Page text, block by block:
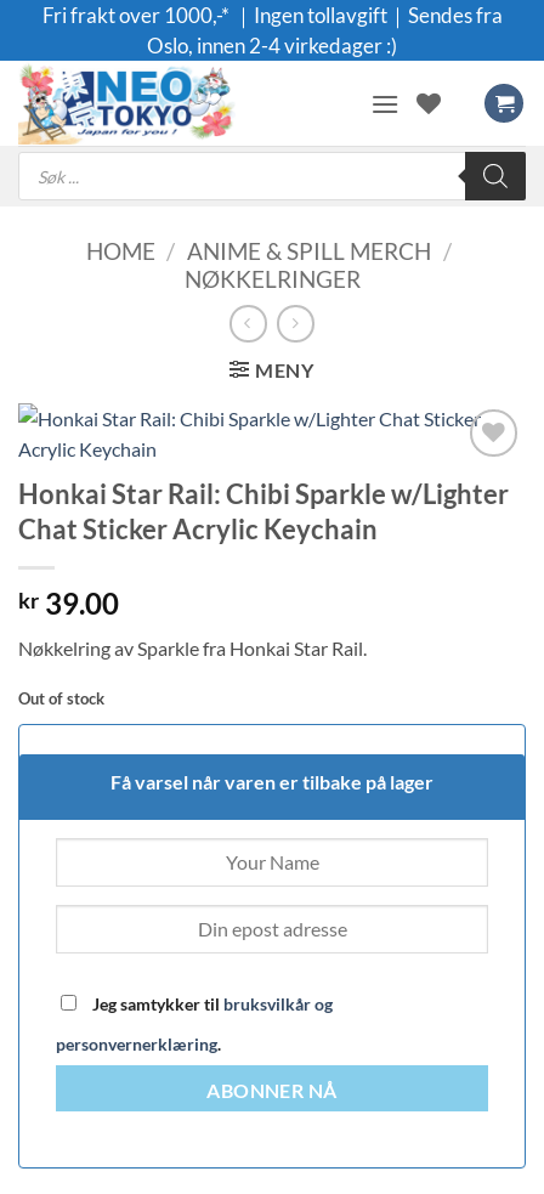
content
Fri frakt over 1000,-* ｜Ingen tollavgift｜Sendes fra
Oslo, innen 2-4 virkedager :)
Products
search
HOME / ANIME & SPILL MERCH /
NØKKELRINGER
MENY
Legg til i
ønskeliste
Honkai Star Rail: Chibi Sparkle w/Lighter
Chat Sticker Acrylic Keychain
kr 39.00
Nøkkelring av Sparkle fra Honkai Star Rail.
Out of stock
Få varsel når varen er tilbake på lager
Jeg samtykker til bruksvilkår og
personvernerklæring.
ABONNER NÅ